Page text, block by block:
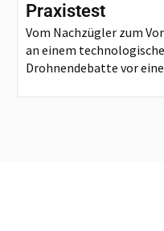
Praxistest
Vom Nachzügler zum
an einem
Drohnendebatte vor